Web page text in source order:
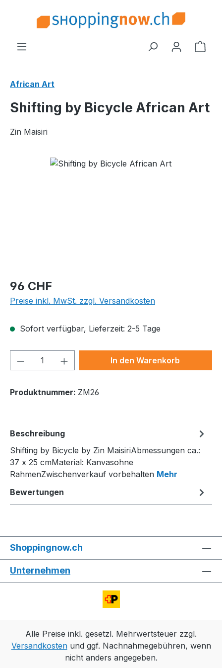
Zum Hauptinhalt springen
African Art
Shifting by Bicycle African Art
Zin Maisiri
Bildergalerie überspringen
Regulärer Preis:
96 CHF
Preise inkl. MwSt. zzgl. Versandkosten
Sofort verfügbar, Lieferzeit: 2-5 Tage
Produkt Anzahl: Gib denIn den Warenkorb
Produktnummer: ZM26
Beschreibung
Shifting by Bicycle by Zin MaisiriAbmessungen ca.:
37 x 25 cmMaterial: Kanvasohne
RahmenZwischenverkauf vorbehalten Mehr
Bewertungen
Shoppingnow.ch
Unternehmen
Alle Preise inkl. gesetzl. Mehrwertsteuer zzgl.
Versandkostenund ggf. Nachnahmegebühren, wenn
nicht anders angegeben.